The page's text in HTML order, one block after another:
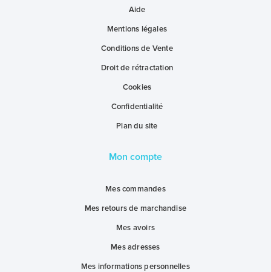
Aide
Mentions légales
Conditions de Vente
Droit de rétractation
Cookies
Confidentialité
Plan du site
Mon compte
Mes commandes
Mes retours de marchandise
Mes avoirs
Mes adresses
Mes informations personnelles